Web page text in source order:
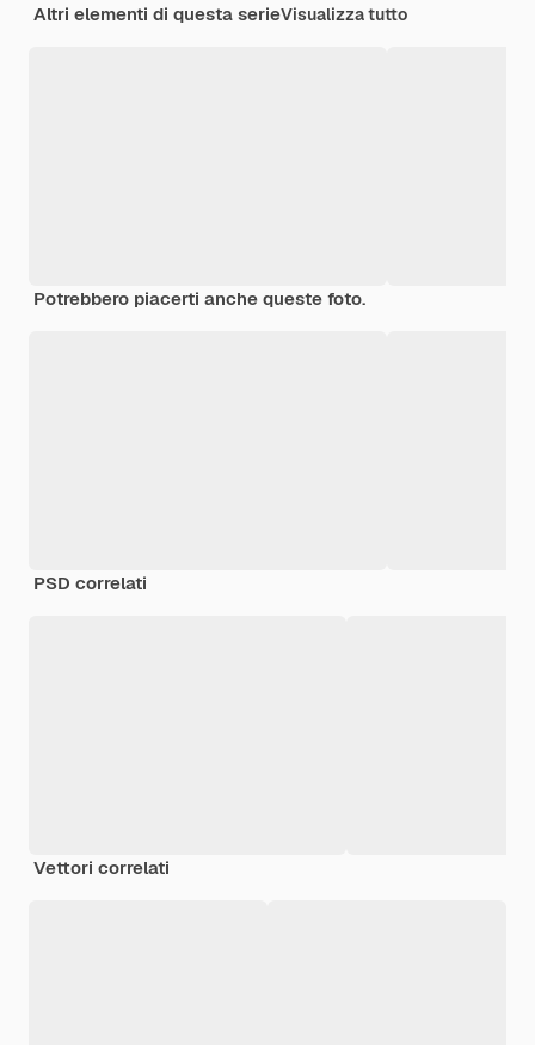
Altri elementi di questa serieVisualizza tutto
Potrebbero piacerti anche queste foto.
PSD correlati
Vettori correlati